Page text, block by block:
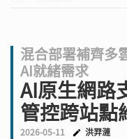
混合部署補齊
AI就緒需求
AI原生網
管控跨站點
2026-05-11 洪羿漣